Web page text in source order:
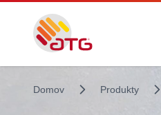
Domov Produkty